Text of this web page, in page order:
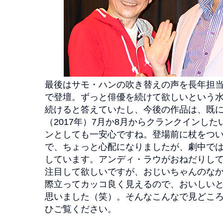
最後はサモ・ハンの吹き替えの声を長年担
で登壇。ずっと俳優を続けて欲しいという
続けると答えていたし、今後の作品は、既
（2017年）7月か8月からクランクインし
ンとしても一安心ですね。登場前に杖をつ
で、ちょっと心配になりましたが、劇中で
しています。アンディ・ラウがおねだりし
注目して欲しいですが、おじいちゃんのな
際立ってカッコ良く見えるので、おいしい
思いました（笑）。そんなこんなで見どこ
ひご覧ください。